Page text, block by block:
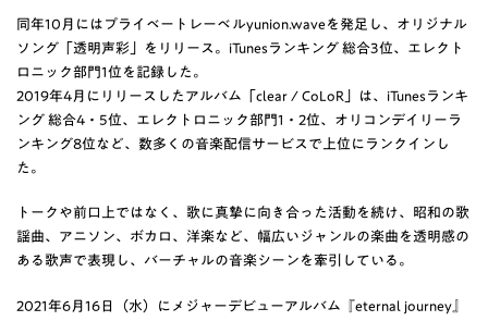
同年10月にはプライベートレーベルyunion.waveを発足し、オリジナル
ソング「透明声彩」をリリース。iTunesランキング 総合3位、エレクト
ロニック部門1位を記録した。
2019年4月にリリースしたアルバム「clear / CoLoR」は、iTunesランキ
ング 総合4・5位、エレクトロニック部門1・2位、オリコンデイリーラ
ンキング8位など、数多くの音楽配信サービスで上位にランクインし
た。
トークや前口上ではなく、歌に真摯に向き合った活動を続け、昭和の歌
謡曲、アニソン、ボカロ、洋楽など、幅広いジャンルの楽曲を透明感の
ある歌声で表現し、バーチャルの音楽シーンを牽引している。
2021年6月16日（水）にメジャーデビューアルバム『eternal journey』